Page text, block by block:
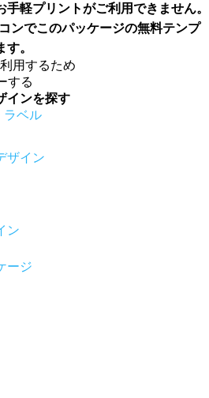
軽プリントがご利用できません。
ンでこのパッケージの無料テンプ
。
用するため
する
インを探す
ラベル